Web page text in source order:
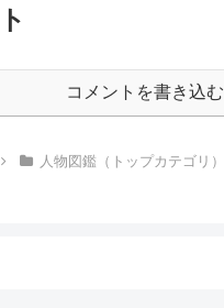
文将为您详细解
ミントン界の新星・
コメントを書き込む
人物図鑑（トップカテゴリ）